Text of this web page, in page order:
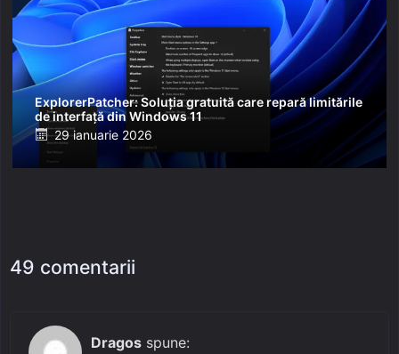
ExplorerPatcher: Soluția gratuită care repară limitările
de interfață din Windows 11
Posted
on
29 ianuarie 2026
49 comentarii
Dragos spune: